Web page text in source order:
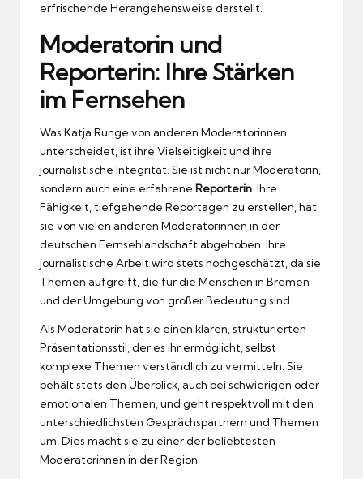
erfrischende Herangehensweise darstellt.
Moderatorin und
Reporterin: Ihre Stärken
im Fernsehen
Was Katja Runge von anderen Moderatorinnen
unterscheidet, ist ihre Vielseitigkeit und ihre
journalistische Integrität. Sie ist nicht nur Moderatorin,
sondern auch eine erfahrene Reporterin . Ihre
Fähigkeit, tiefgehende Reportagen zu erstellen, hat
sie von vielen anderen Moderatorinnen in der
deutschen Fernsehlandschaft abgehoben. Ihre
journalistische Arbeit wird stets hochgeschätzt, da sie
Themen aufgreift, die für die Menschen in Bremen
und der Umgebung von großer Bedeutung sind.
Als Moderatorin hat sie einen klaren, strukturierten
Präsentationsstil, der es ihr ermöglicht, selbst
komplexe Themen verständlich zu vermitteln. Sie
behält stets den Überblick, auch bei schwierigen oder
emotionalen Themen, und geht respektvoll mit den
unterschiedlichsten Gesprächspartnern und Themen
um. Dies macht sie zu einer der beliebtesten
Moderatorinnen in der Region.